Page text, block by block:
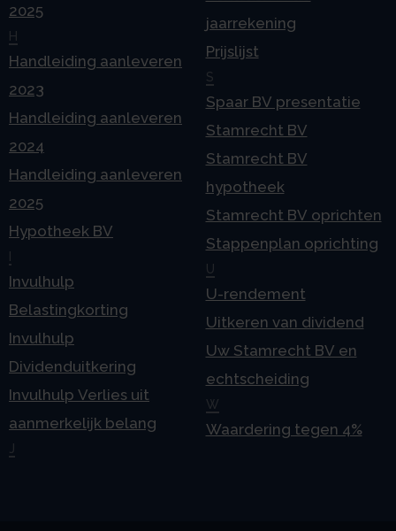
2025
H
Handleiding aanleveren
2023
Handleiding aanleveren
2024
Handleiding aanleveren
2025
Hypotheek BV
I
Invulhulp
Belastingkorting
Invulhulp
Dividenduitkering
Invulhulp Verlies uit
aanmerkelijk belang
J
jaarrekening
Prijslijst
S
Spaar BV presentatie
Stamrecht BV
Stamrecht BV
hypotheek
Stamrecht BV oprichten
Stappenplan oprichting
U
U-rendement
Uitkeren van dividend
Uw Stamrecht BV en
echtscheiding
W
Waardering tegen 4%